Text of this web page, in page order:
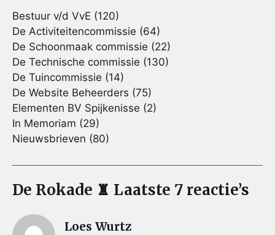
Bestuur v/d VvE (120)
De Activiteitencommissie (64)
De Schoonmaak commissie (22)
De Technische commissie (130)
De Tuincommissie (14)
De Website Beheerders (75)
Elementen BV Spijkenisse (2)
In Memoriam (29)
Nieuwsbrieven (80)
De Rokade ♜ Laatste 7 reactie’s
Loes Wurtz